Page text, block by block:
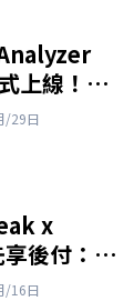
上線！快
麼新功
/29日
x
後付：
划算的英
/16日